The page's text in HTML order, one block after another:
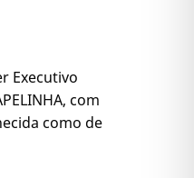
Executivo
com
como de